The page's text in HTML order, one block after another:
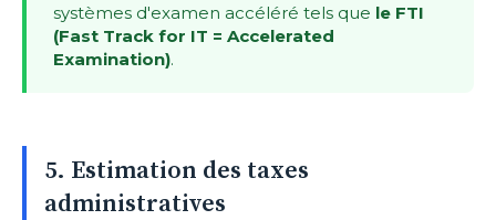
systèmes d'examen accéléré tels que le FTI
(Fast Track for IT = Accelerated
Examination).
5. Estimation des taxes
administratives